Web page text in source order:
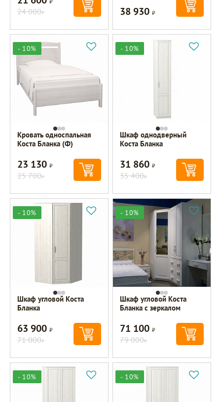
24 000Р 38 930Р
- 10%
Кровать односпальная
Коста Бланка (Ф)
23 130Р
25 700Р
- 10%
Шкаф однодверный
Коста Бланка
31 860Р
35 400Р
- 10%
Шкаф угловой Коста
Бланка
63 900Р
71 000Р
- 10%
Шкаф угловой Коста
Бланка с зеркалом
71 100Р
79 000Р
- 10% - 10%